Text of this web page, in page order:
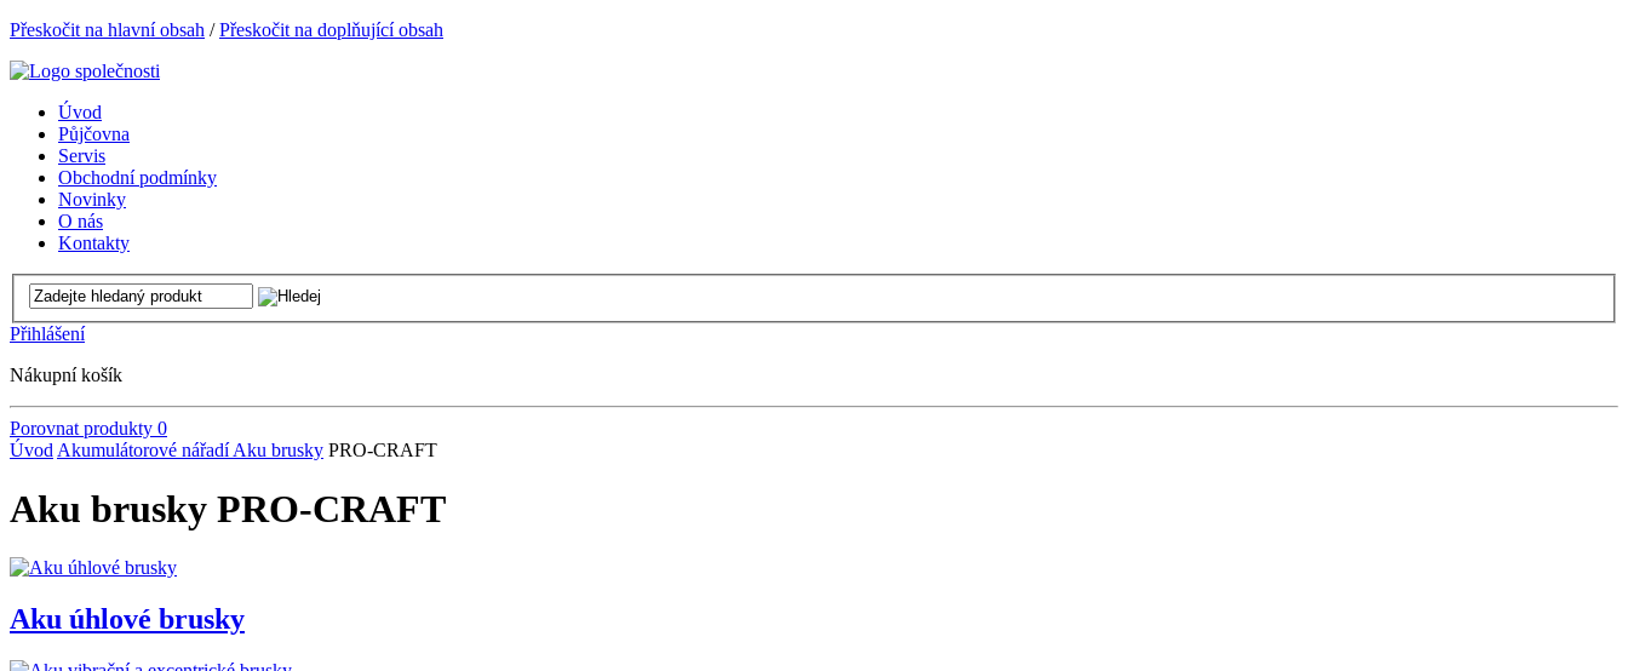
Přeskočit na hlavní obsah /Přeskočit na doplňující obsah
Úvod
Půjčovna
Servis
Obchodní podmínky
Novinky
O nás
Kontakty
Přihlášení
Nákupní košík
Porovnat produkty 0
Úvod Akumulátorové nářadíAku brusky PRO-CRAFT
Aku brusky PRO-CRAFT
Aku úhlové brusky